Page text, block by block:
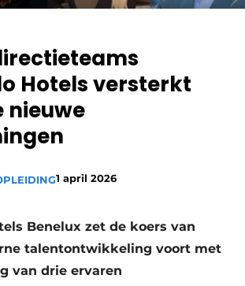
Hotels versterkt
nieuwe
1 april 2026
Benelux zet de koers van
talentontwikkeling voort met
van drie ervaren